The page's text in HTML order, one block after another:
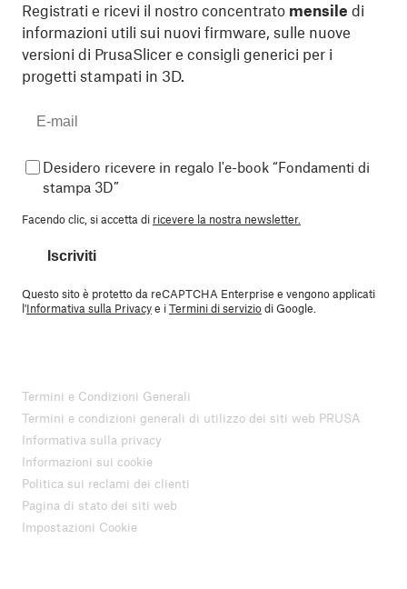
Registrati e ricevi il nostro concentrato mensile di
informazioni utili sui nuovi firmware, sulle nuove
versioni di PrusaSlicer e consigli generici per i
progetti stampati in 3D.
Desidero ricevere in regalo l'e-book “Fondamenti di
stampa 3D”
Facendo clic, si accetta di ricevere la nostra newsletter.
Iscriviti
Questo sito è protetto da reCAPTCHA Enterprise e vengono applicati
l'Informativa sulla Privacye iTermini di serviziodi Google.
Termini e Condizioni Generali
Termini e condizioni generali di utilizzo dei siti web PRUSA
Informativa sulla privacy
Informazioni sui cookie
Politica sui reclami dei clienti
Pagina di stato dei siti web
Impostazioni Cookie